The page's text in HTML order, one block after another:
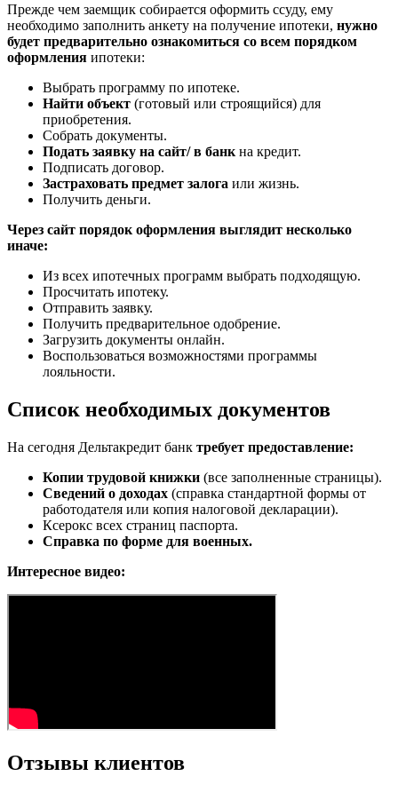
Прежде чем заемщик собирается оформить ссуду, ему
необходимо заполнить анкету на получение ипотеки, нужно
будет предварительно ознакомиться со всем порядком
оформления ипотеки:
Выбрать программу по ипотеке.
Найти объект (готовый или строящийся) для
приобретения.
Собрать документы.
Подать заявку на сайт/ в банк на кредит.
Подписать договор.
Застраховать предмет залога или жизнь.
Получить деньги.
Через сайт порядок оформления выглядит несколько
иначе:
Из всех ипотечных программ выбрать подходящую.
Просчитать ипотеку.
Отправить заявку.
Получить предварительное одобрение.
Загрузить документы онлайн.
Воспользоваться возможностями программы
лояльности.
Список необходимых документов
На сегодня Дельтакредит банк требует предоставление:
Копии трудовой книжки (все заполненные страницы).
Сведений о доходах (справка стандартной формы от
работодателя или копия налоговой декларации).
Ксерокс всех страниц паспорта.
Справка по форме для военных.
Интересное видео:
Отзывы клиентов